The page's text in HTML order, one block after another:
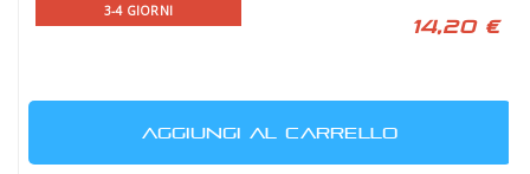
3-4 GIORNI
14,20 €
AGGIUNGI AL CARRELLO